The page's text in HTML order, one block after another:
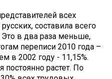
всех
составила всего
Это в два раза меньше,
переписи 2010 года –
в 2002 году - 11,15%.
постоянно растет. По